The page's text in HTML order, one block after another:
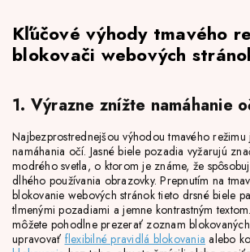
Kľúčové výhody tmavého
blokovači webových
1. Výrazne znížte namáhanie
Najbezprostrednejšou výhodou tmavého režimu
namáhania očí. Jasné biele pozadia vyžarujú
modrého svetla, o ktorom je známe, že
dlhého používania obrazovky. Prepnutím na
blokovanie webových stránok tieto drsné biele
tlmenými pozadiami a jemne kontrastným
môžete pohodlne prezerať zoznam
upravovať flexibilné pravidlá blokovania alebo